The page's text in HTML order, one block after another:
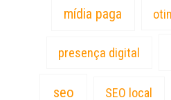
mídia paga
presença digital
seo SEO local